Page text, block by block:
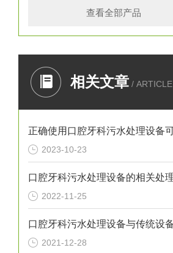
查看全部产品
相关文章 / ARTICLE
2023-10-23
2022-11-25
2021-12-28